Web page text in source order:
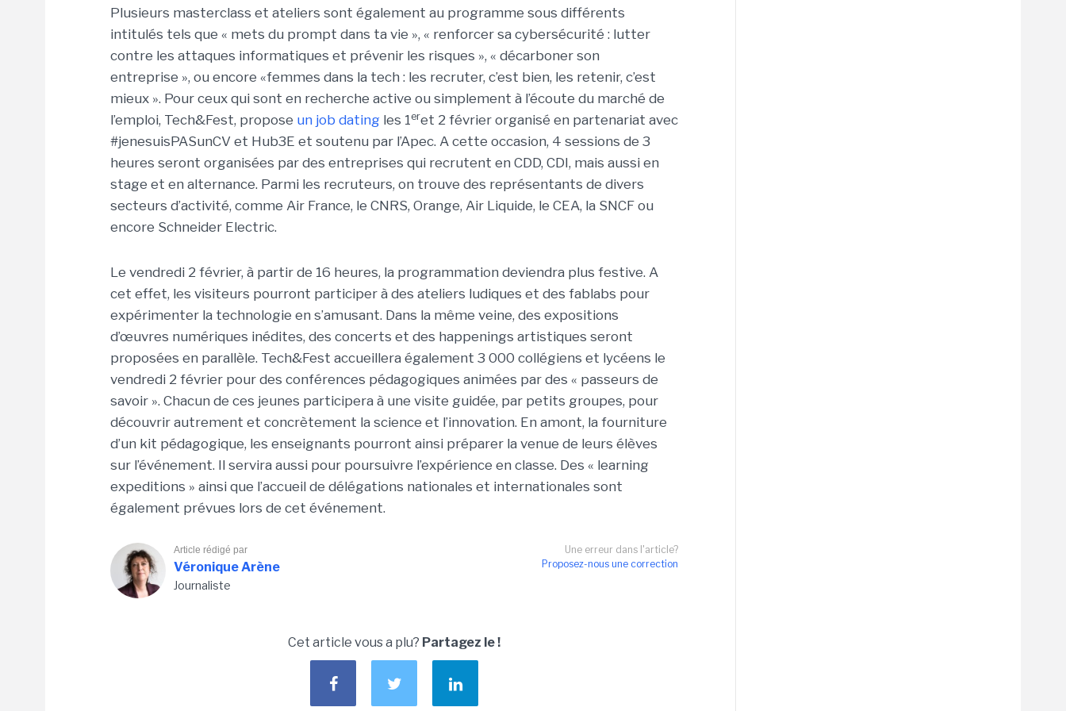
Plusieurs masterclass et ateliers sont également au programme sous différents
intitulés tels que « mets du prompt dans ta vie », « renforcer sa cybersécurité : lutter
contre les attaques informatiques et prévenir les risques », « décarboner son
entreprise », ou encore «femmes dans la tech : les recruter, c’est bien, les retenir, c’est
mieux ». Pour ceux qui sont en recherche active ou simplement à l’écoute du marché de
l’emploi, Tech&Fest, propose un job dating les 1eret 2 février organisé en partenariat avec
#jenesuisPASunCV et Hub3E et soutenu par l’Apec. A cette occasion, 4 sessions de 3
heures seront organisées par des entreprises qui recrutent en CDD, CDI, mais aussi en
stage et en alternance. Parmi les recruteurs, on trouve des représentants de divers
secteurs d’activité, comme Air France, le CNRS, Orange, Air Liquide, le CEA, la SNCF ou
encore Schneider Electric.
Le vendredi 2 février, à partir de 16 heures, la programmation deviendra plus festive. A
cet effet, les visiteurs pourront participer à des ateliers ludiques et des fablabs pour
expérimenter la technologie en s’amusant. Dans la même veine, des expositions
d’œuvres numériques inédites, des concerts et des happenings artistiques seront
proposées en parallèle. Tech&Fest accueillera également 3 000 collégiens et lycéens le
vendredi 2 février pour des conférences pédagogiques animées par des « passeurs de
savoir ». Chacun de ces jeunes participera à une visite guidée, par petits groupes, pour
découvrir autrement et concrètement la science et l’innovation. En amont, la fourniture
d’un kit pédagogique, les enseignants pourront ainsi préparer la venue de leurs élèves
sur l’événement. Il servira aussi pour poursuivre l’expérience en classe. Des « learning
expeditions » ainsi que l’accueil de délégations nationales et internationales sont
également prévues lors de cet événement.
Une erreur dans l'article?
Proposez-nous une correction
Article rédigé par
Véronique Arène
Journaliste
Cet article vous a plu? Partagez le !